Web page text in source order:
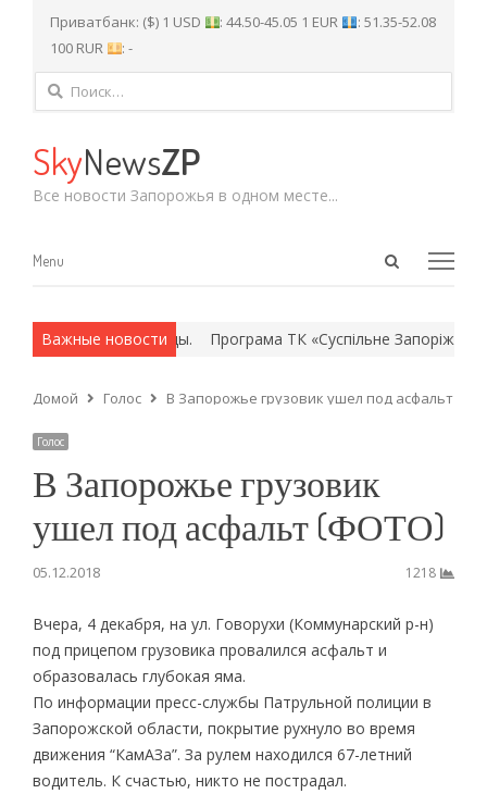
Приватбанк: ($) 1 USD : 44.50-45.05 1 EUR
: 51.35-52.08
100 RUR
: -
Найти:
SkyNewsZP
Все новости Запорожья в одном месте...
Open
Menu
Menu
Важные новости
и армейские методы. Програма ТК «Суспільне Запоріжжя»
Домой Голос В Запорожье грузовик ушел под асфальт
Голос
В Запорожье грузовик
ушел под асфальт (ФОТО)
05.12.2018 1218
Вчера, 4 декабря, на ул. Говорухи (Коммунарский р-н)
под прицепом грузовика провалился асфальт и
образовалась глубокая яма.
По информации пресс-службы Патрульной полиции в
Запорожской области, покрытие рухнуло во время
движения “КамАЗа”. За рулем находился 67-летний
водитель. К счастью, никто не пострадал.